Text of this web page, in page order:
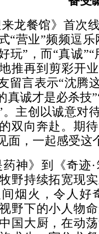
龙餐馆》首次
“营业”频频逗
玩”，而“真诚
推再到剪彩开
留言表示“沈腾
真诚才是必杀
。主创以诚意对
双向奔赴。期
面，一起感受这
药神》到《奇迹
野持续拓宽现
烟火，令人
野下的小人物
国大厨，在动